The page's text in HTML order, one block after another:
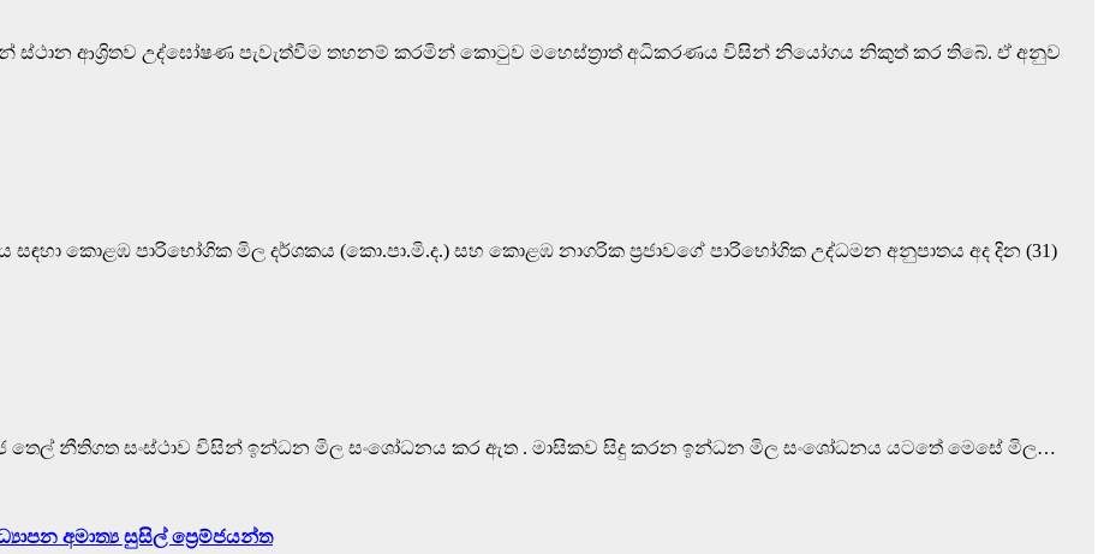
ස්ථාන ආශ්‍රිතව උද්ඝෝෂණ පැවැත්වීම තහනම් කරමින් කොටුව මහෙස්ත්‍රාත් අධිකරණය විසින් නියෝගය නිකුත් කර තිබේ. ඒ අනුව
සඳහා කොළඹ පාරිභෝගික මිල දර්ශකය (කො.පා.මි.ද.) සහ කොළඹ නාගරික ප්‍රජාවගේ පාරිභෝගික උද්ධමන අනුපාතය අද දින (31)
ඛණිජ තෙල් නීතිගත සංස්ථාව විසින් ඉන්ධන මිල සංශෝධනය කර ඇත . මාසිකව සිදු කරන ඉන්ධන මිල සංශෝධනය යටතේ මෙසේ මිල…
අමාත්‍ය සුසිල් ප්‍රෙම්ජයන්ත